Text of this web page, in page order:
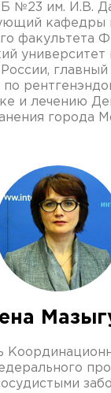
№23 им. И.В.
кафедры
факультета
по
и лечению
города